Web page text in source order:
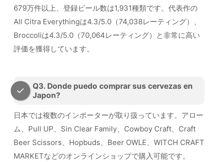
679万件以上、登録ビール数は1,931種類です。代表作の
All Citra Everythingは4.3/5.0（74,038レーティング）、
Broccoliは4.3/5.0（70,064レーティング）と非常に高い
評価を獲得しています。
Q3. Donde puedo comprar sus cervezas en
Japon?
日本では複数のインポーターが取り扱っています。アロー
ム、Pull UP、Sin Clear Family、Cowboy Craft、Craft
Beer Scissors、Hopbuds、Beer OWLE、WITCH CRAFT
MARKETなどのオンラインショップで購入可能です。